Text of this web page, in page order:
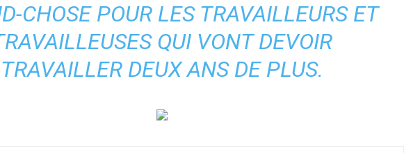
CHOSE POUR LES TRAVAILLEURS ET
QUI VONT DEVOIR
TRAVAILLER DEUX ANS DE PLUS.